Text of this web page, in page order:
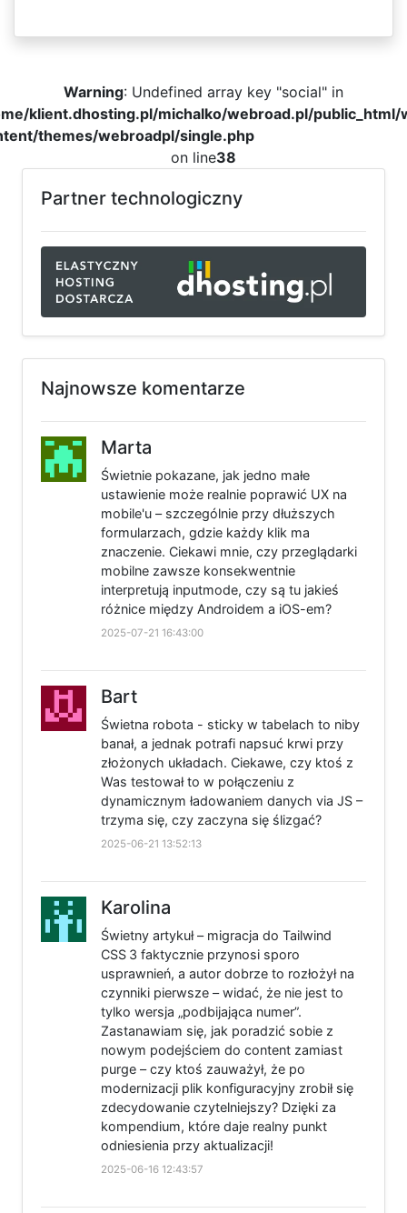
Warning: Undefined array key "social" in
klient.dhosting.pl/michalko/webroad.pl/public_html/
themes/webroadpl/single.php
on line38
Partner technologiczny
Najnowsze komentarze
Marta
Świetnie pokazane, jak jedno małe
ustawienie może realnie poprawić UX na
mobile'u – szczególnie przy dłuższych
formularzach, gdzie każdy klik ma
znaczenie. Ciekawi mnie, czy przeglądarki
mobilne zawsze konsekwentnie
interpretują inputmode, czy są tu jakieś
różnice między Androidem a iOS-em?
2025-07-21 16:43:00
Bart
Świetna robota - sticky w tabelach to niby
banał, a jednak potrafi napsuć krwi przy
złożonych układach. Ciekawe, czy ktoś z
Was testował to w połączeniu z
dynamicznym ładowaniem danych via JS –
trzyma się, czy zaczyna się ślizgać?
2025-06-21 13:52:13
Karolina
Świetny artykuł – migracja do Tailwind
CSS 3 faktycznie przynosi sporo
usprawnień, a autor dobrze to rozłożył na
czynniki pierwsze – widać, że nie jest to
tylko wersja „podbijająca numer”.
Zastanawiam się, jak poradzić sobie z
nowym podejściem do content zamiast
purge – czy ktoś zauważył, że po
modernizacji plik konfiguracyjny zrobił się
zdecydowanie czytelniejszy? Dzięki za
kompendium, które daje realny punkt
odniesienia przy aktualizacji!
2025-06-16 12:43:57